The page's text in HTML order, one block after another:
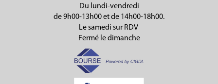
Du lundi-vendredi
de 9h00-13h00 et de 14h00-18h00.
Le samedi sur RDV
Fermé le dimanche